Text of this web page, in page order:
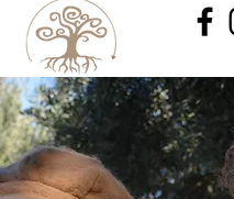
REGENERATIONVEGETALE